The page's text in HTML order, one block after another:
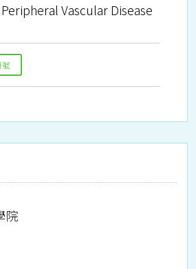
Vascular Disease
院